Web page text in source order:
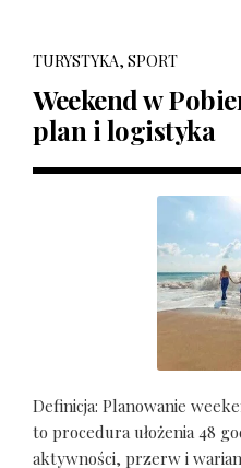
TURYSTYKA, SPORT
Weekend w
plan i logistyka
Definicja: Planowanie
to procedura ułożenia 48
aktywności, przerw i